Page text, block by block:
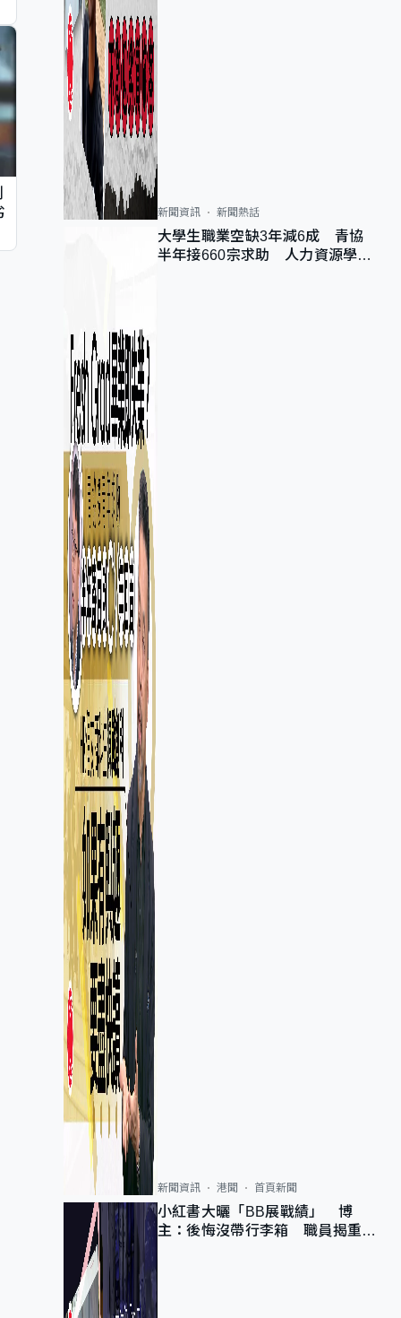
新聞資訊 新聞熱話
大學生職業空缺3年減6成 青協
半年接660宗求助 人力資源學
新聞資訊 港聞 首頁新聞
小紅書大曬「BB展戰績」 博
主：後悔沒帶行李箱 職員揭重複